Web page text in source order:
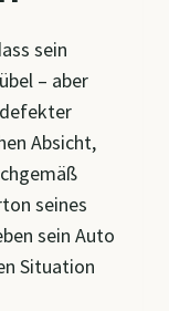
sein
– aber
Absicht,
seines
sein Auto
Situation